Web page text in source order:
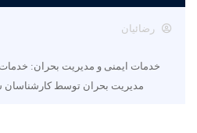
رضائیان
خدمات ایمنی و مدیریت بحران: خدمات
مدیریت بحران توسط کارشناسان